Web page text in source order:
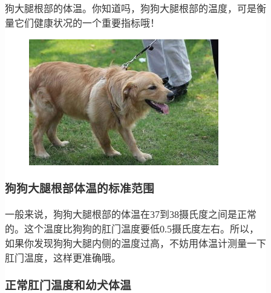
狗大腿根部的体温。你知道吗，狗狗大腿根部的温度，可是衡
量它们健康状况的一个重要指标哦！
狗狗大腿根部体温的标准范围
一般来说，狗狗大腿根部的体温在37到38摄氏度之间是正常
的。这个温度比狗狗的肛门温度要低0.5摄氏度左右。所以，
如果你发现狗狗大腿内侧的温度过高，不妨用体温计测量一下
肛门温度，这样更准确哦。
正常肛门温度和幼犬体温